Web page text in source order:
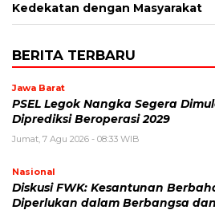
Kedekatan dengan Masyarakat
BERITA TERBARU
Jawa Barat
PSEL Legok Nangka Segera
Diprediksi Beroperasi 2029
Jumat, 7 Agu 2026 - 08:33 WIB
Nasional
Diskusi FWK: Kesantunan
Diperlukan dalam Berbangsa dan